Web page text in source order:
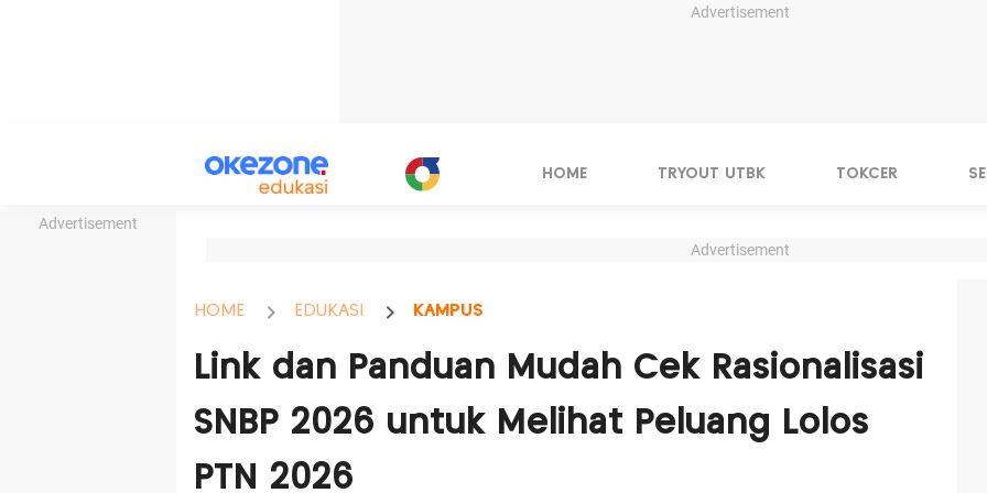
Advertisement
Advertisement
HOME TRYOUT UTBK TOKCER
Advertisement
HOME EDUKASI KAMPUS
Link dan Panduan Mudah Cek Rasionalisasi
SNBP 2026 untuk Melihat Peluang Lolos
PTN 2026